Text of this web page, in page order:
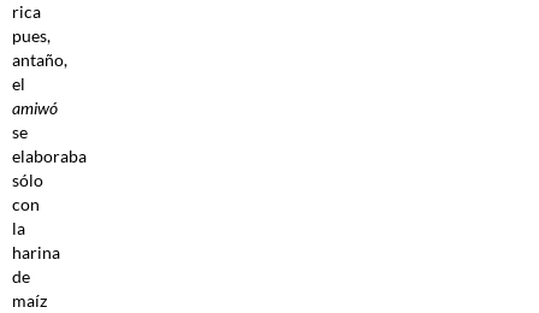
rica
pues,
antaño,
el
amiwó
se
elaboraba
sólo
con
la
harina
de
maíz